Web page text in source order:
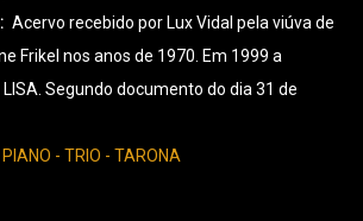
Acervo recebido por Lux Vidal pela viúva de
Frikel nos anos de 1970. Em 1999 a
Segundo documento do dia 31 de
- TRIO - TARONA